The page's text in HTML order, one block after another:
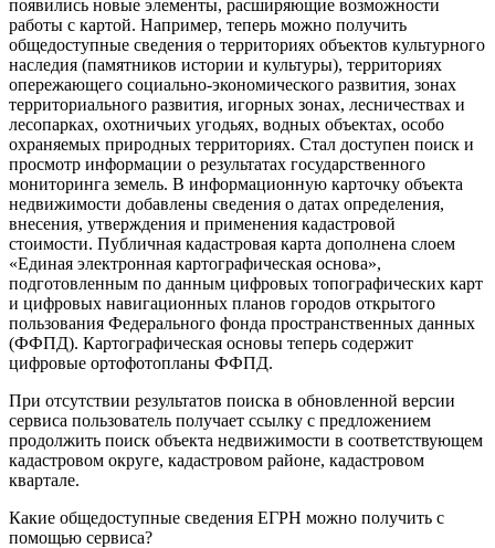
появились новые элементы, расширяющие возможности
работы с картой. Например, теперь можно получить
общедоступные сведения о территориях объектов культурного
наследия (памятников истории и культуры), территориях
опережающего социально-экономического развития, зонах
территориального развития, игорных зонах, лесничествах и
лесопарках, охотничьих угодьях, водных объектах, особо
охраняемых природных территориях. Стал доступен поиск и
просмотр информации о результатах государственного
мониторинга земель. В информационную карточку объекта
недвижимости добавлены сведения о датах определения,
внесения, утверждения и применения кадастровой
стоимости. Публичная кадастровая карта дополнена слоем
«Единая электронная картографическая основа»,
подготовленным по данным цифровых топографических карт
и цифровых навигационных планов городов открытого
пользования Федерального фонда пространственных данных
(ФФПД). Картографическая основы теперь содержит
цифровые ортофотопланы ФФПД.
При отсутствии результатов поиска в обновленной версии
сервиса пользователь получает ссылку с предложением
продолжить поиск объекта недвижимости в соответствующем
кадастровом округе, кадастровом районе, кадастровом
квартале.
Какие общедоступные сведения ЕГРН можно получить с
помощью сервиса?